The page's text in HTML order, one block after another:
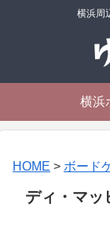
横浜周
横浜
HOME > ボード
ディ・マッ